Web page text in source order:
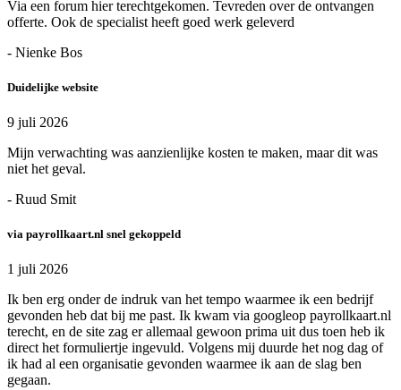
Via een forum hier terechtgekomen. Tevreden over de ontvangen
offerte. Ook de specialist heeft goed werk geleverd
- Nienke Bos
Duidelijke website
9 juli 2026
Mijn verwachting was aanzienlijke kosten te maken, maar dit was
niet het geval.
- Ruud Smit
via payrollkaart.nl snel gekoppeld
1 juli 2026
Ik ben erg onder de indruk van het tempo waarmee ik een bedrijf
gevonden heb dat bij me past. Ik kwam via googleop payrollkaart.nl
terecht, en de site zag er allemaal gewoon prima uit dus toen heb ik
direct het formuliertje ingevuld. Volgens mij duurde het nog dag of
ik had al een organisatie gevonden waarmee ik aan de slag ben
gegaan.